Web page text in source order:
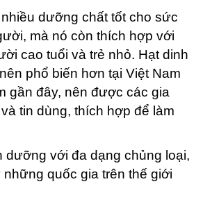
dưỡng chất tốt cho sức
mà nó còn thích hợp với
cao tuổi và trẻ nhỏ. Hạt dinh
phổ biến hơn tại Việt Nam
gần đây, nên được các gia
tin dùng, thích hợp để làm
dưỡng với đa dạng chủng loại,
quốc gia trên thế giới